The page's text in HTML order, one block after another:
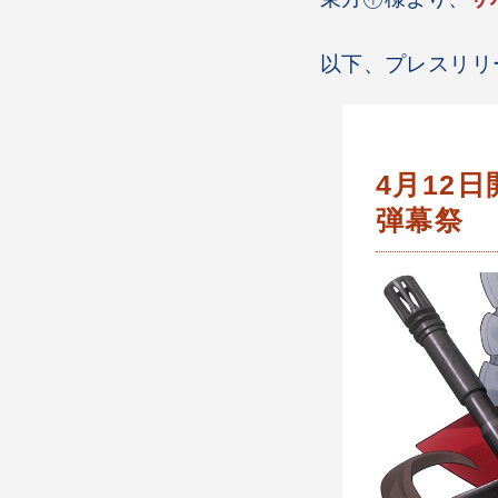
以下、プレスリ
4月12日
弾幕祭